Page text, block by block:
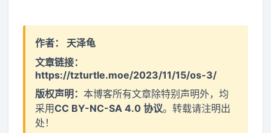
作者：
天泽龟
文章链接：
https://tzturtle.moe/2023/11/15/os-3/
版权声明：本博客所有文章除特别声明外，均
采用CC BY-NC-SA 4.0 协议。转载请注明出
处！